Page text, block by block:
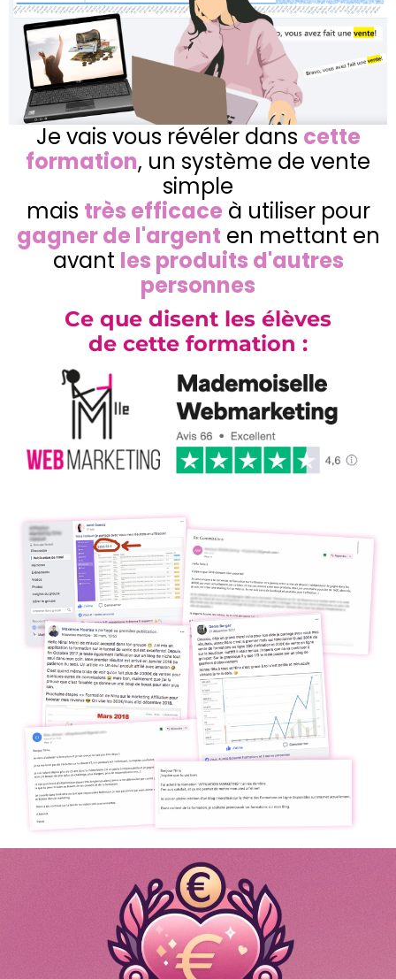
Je vais vous révéler dans cette
formation, un système de vente
simple
mais très efficace à utiliser pour
gagner de l'argent en mettant en
avant les produits d'autres
personnes
Ce que disent les élèves
de cette formation :